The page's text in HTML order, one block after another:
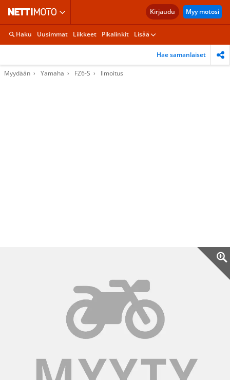
Kirjaudu Myy motosi
Haku Uusimmat Liikkeet Pikalinkit Lisää
Hae samanlaiset
Myydään Yamaha FZ6-S Ilmoitus